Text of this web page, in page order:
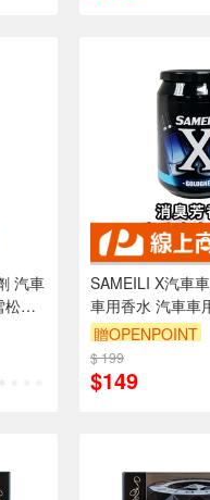
汽車
松麝
SAMEILI X汽車
車用香水 汽車車
珀 X-12
贈OPENPOINT
$ 199
$149